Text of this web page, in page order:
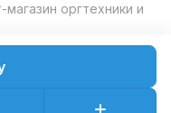
оргтехники и